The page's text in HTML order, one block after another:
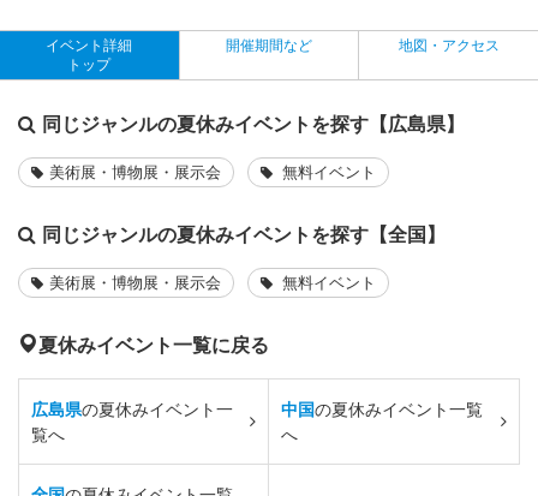
イベント詳細
トップ
開催期間など 地図・アクセス
同じジャンルの夏休みイベントを探す【広島県】
美術展・博物展・展示会 無料イベント
同じジャンルの夏休みイベントを探す【全国】
美術展・博物展・展示会 無料イベント
夏休みイベント一覧に戻る
広島県の夏休みイベント一
覧へ
中国の夏休みイベント一覧
へ